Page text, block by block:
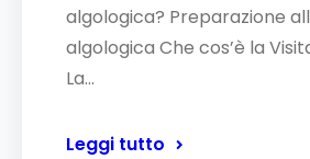
algologica? Preparazione
algologica Che cos’è la
La…
Leggi tutto